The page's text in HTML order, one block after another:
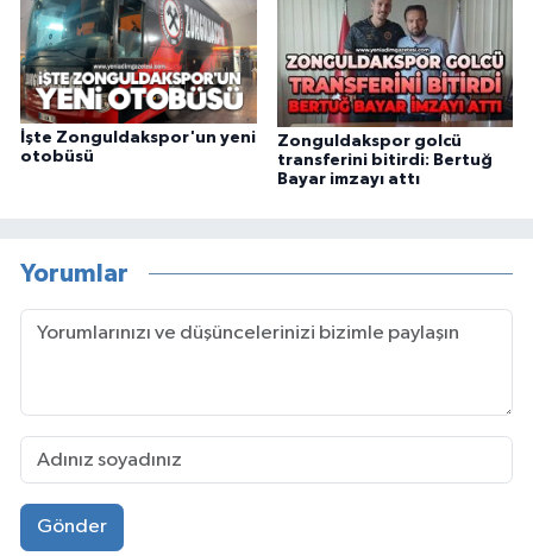
İşte Zonguldakspor'un yeni
otobüsü
Zonguldakspor golcü
transferini bitirdi: Bertuğ
Bayar imzayı attı
Yorumlar
Gönder